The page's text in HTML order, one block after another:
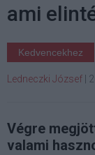
ami
Kedvencekhez
Ledneczki József
Végre
valami